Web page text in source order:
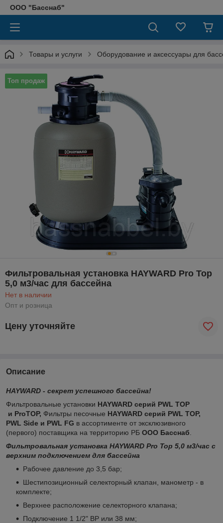
ООО "Басснаб"
Товары и услуги Оборудование и аксессуары для
Топ продаж
Фильтровальная установка HAYWARD Pro Top
5,0 м3/час для бассейна
Нет в наличии
Опт и розница
Цену уточняйте
Описание
HAYWARD - секрет успешного бассейна!
Фильтровальные установки HAYWARD серий PWL TOP
и ProTOP, Фильтры песочные HAYWARD серий PWL TOP,
PWL Side и PWL FG в ассортименте от эксклюзивного
(первого) поставщика на территорию РБ ООО Басснаб
Фильтровальная установка HAYWARD Pro Top 5,0 м3/час с
верхним подключением для бассейна
Рабочее давление до 3,5 бар;
Шестипозиционный селекторный клапан, манометр - в
комплекте;
Верхнее расположение селекторного клапана;
Подключение 1 1/2" ВР или 38 мм;